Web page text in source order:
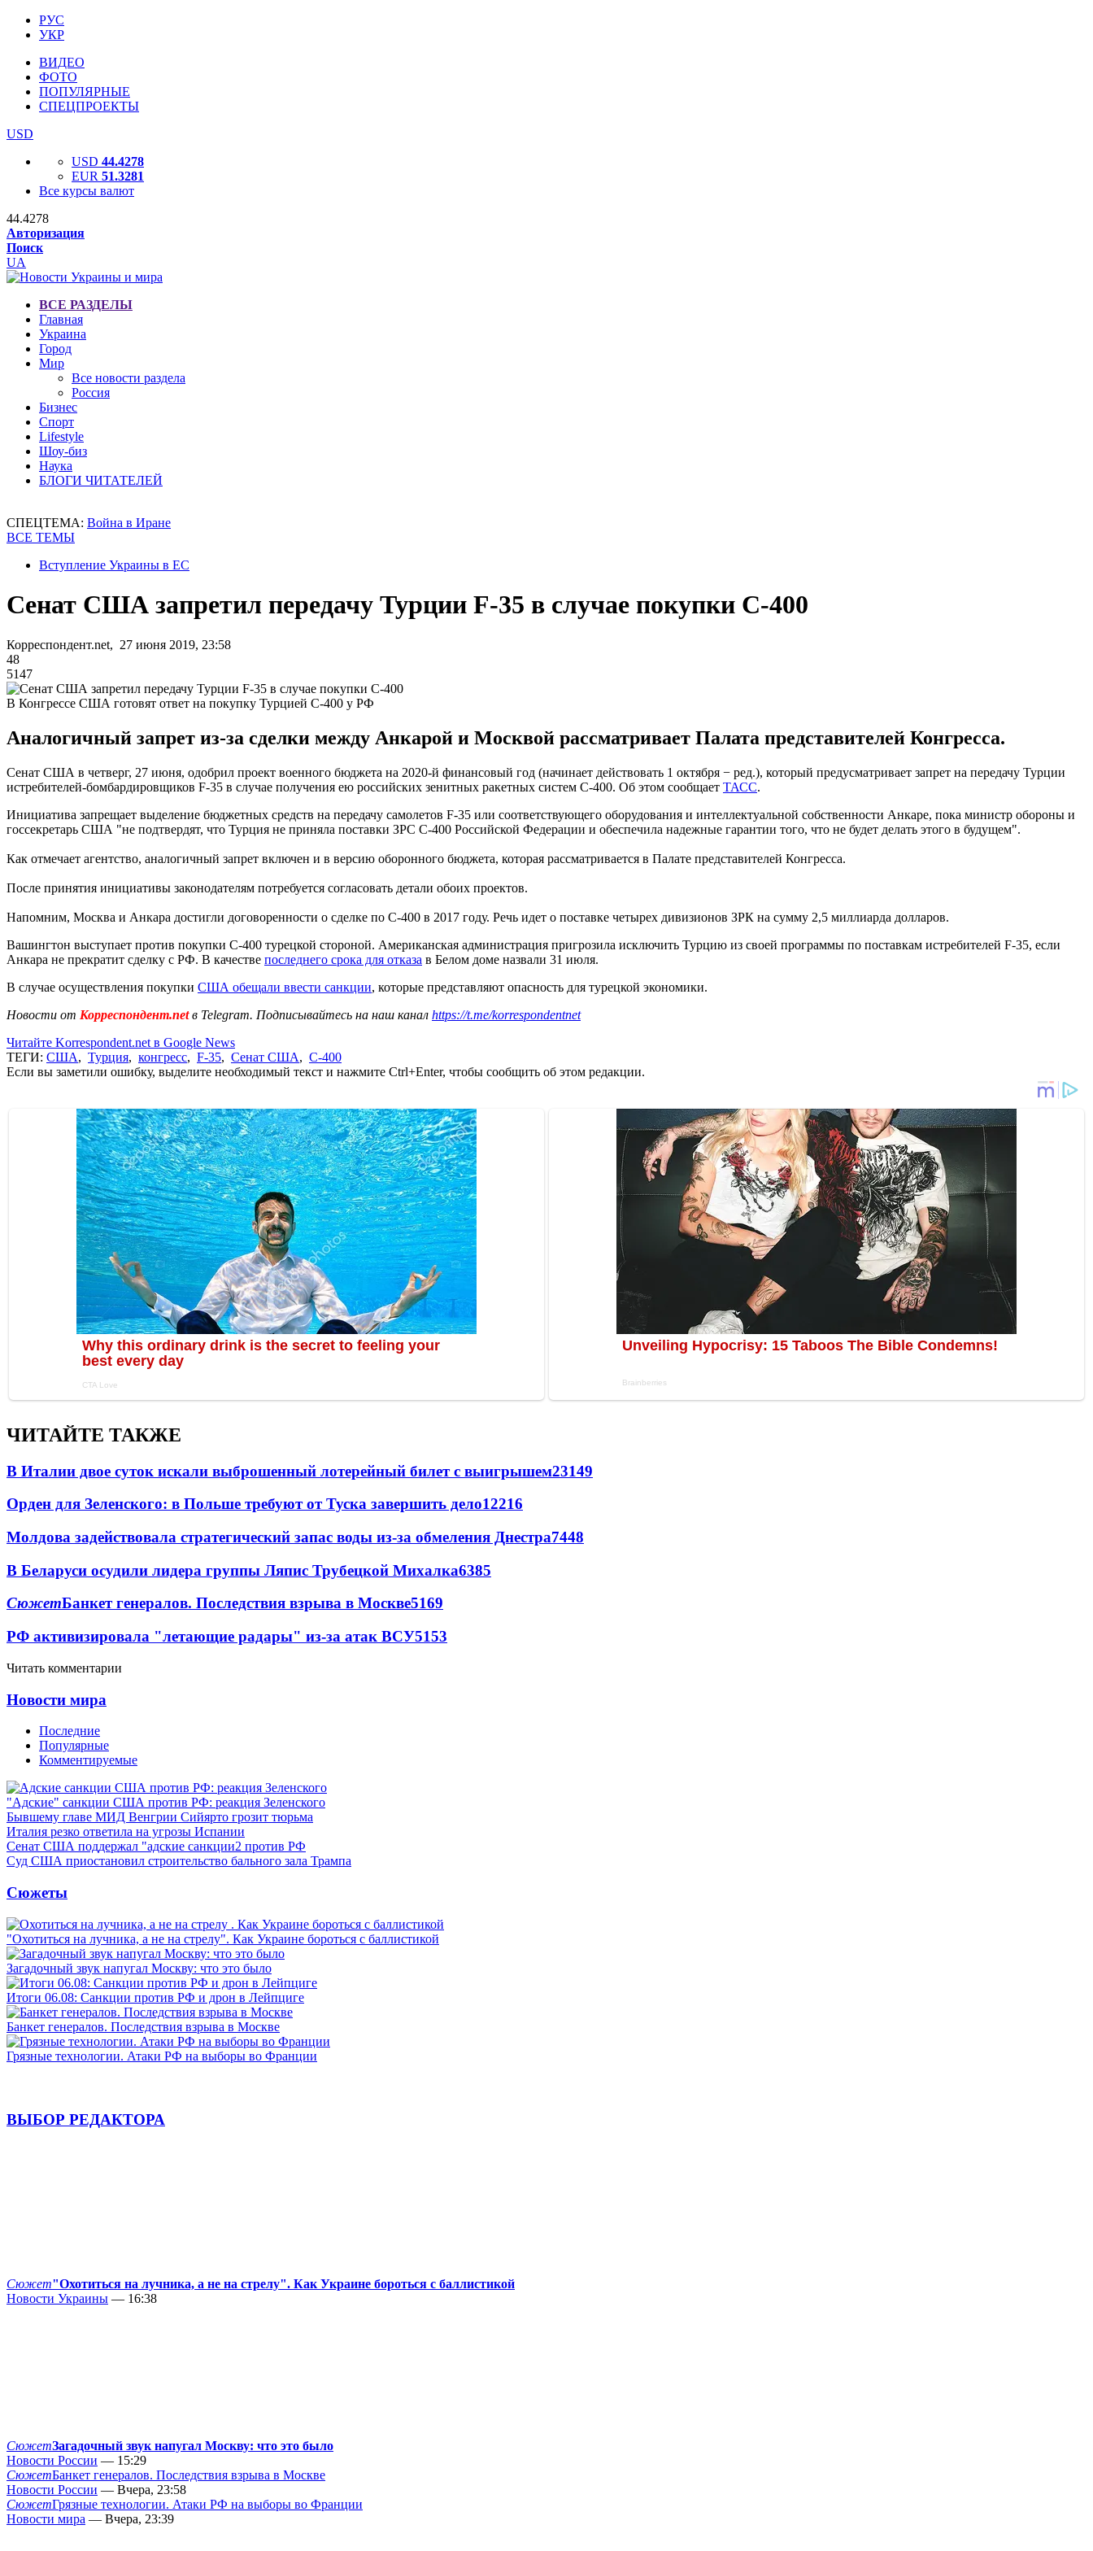
РУС
УКР
ВИДЕО
ФОТО
ПОПУЛЯРНЫЕ
СПЕЦПРОЕКТЫ
USD
USD 44.4278
EUR 51.3281
Все курсы валют
44.4278
Авторизация
Поиск
UA
ВСЕ РАЗДЕЛЫ
Главная
Украина
Город
Мир
Все новости раздела
Россия
Бизнес
Спорт
Lifestyle
Шоу-биз
Наука
БЛОГИ ЧИТАТЕЛЕЙ
СПЕЦТЕМА: Война в Иране
ВСЕ ТЕМЫ
Вступление Украины в ЕС
Сенат США запретил передачу Турции F-35 в случае покупки С-400
Корреспондент.net, 27 июня 2019, 23:58
48
5147
В Конгрессе США готовят ответ на покупку Турцией С-400 у РФ
Аналогичный запрет из-за сделки между Анкарой и Москвой рассматривает Палата представителей Конгресса.
Сенат США в четверг, 27 июня, одобрил проект военного бюджета на 2020-й финансовый год (начинает действовать 1 октября − ред.), который предусматривает запрет на передачу Турции
истребителей-бомбардировщиков F-35 в случае получения ею российских зенитных ракетных систем С-400. Об этом сообщает ТАСС.
Инициатива запрещает выделение бюджетных средств на передачу самолетов F-35 или соответствующего оборудования и интеллектуальной собственности Анкаре, пока министр обороны и
госсекретарь США "не подтвердят, что Турция не приняла поставки ЗРС С-400 Российской Федерации и обеспечила надежные гарантии того, что не будет делать этого в будущем".
Как отмечает агентство, аналогичный запрет включен и в версию оборонного бюджета, которая рассматривается в Палате представителей Конгресса.
После принятия инициативы законодателям потребуется согласовать детали обоих проектов.
Напомним, Москва и Анкара достигли договоренности о сделке по С-400 в 2017 году. Речь идет о поставке четырех дивизионов ЗРК на сумму 2,5 миллиарда долларов.
Вашингтон выступает против покупки С-400 турецкой стороной. Американская администрация пригрозила исключить Турцию из своей программы по поставкам истребителей F-35, если
Анкара не прекратит сделку с РФ. В качестве последнего срока для отказа в Белом доме назвали 31 июля.
В случае осуществления покупки США обещали ввести санкции, которые представляют опасность для турецкой экономики.
Новости от Корреспондент.netв Telegram. Подписывайтесь на наш канал https://t.me/korrespondentnet
Читайте Korrespondent.net в Google News
ТЕГИ: США, Турция, конгресс, F-35, Сенат США, С-400
Если вы заметили ошибку, выделите необходимый текст и нажмите Ctrl+Enter, чтобы сообщить об этом редакции.
ЧИТАЙТЕ ТАКЖЕ
В Италии двое суток искали выброшенный лотерейный билет с выигрышем23149
Орден для Зеленского: в Польше требуют от Туска завершить дело12216
Молдова задействовала стратегический запас воды из-за обмеления Днестра7448
В Беларуси осудили лидера группы Ляпис Трубецкой Михалка6385
СюжетБанкет генералов. Последствия взрыва в Москве5169
РФ активизировала "летающие радары" из-за атак ВСУ5153
Читать комментарии
Новости мира
Последние
Популярные
Комментируемые
"Адские" санкции США против РФ: реакция Зеленского
Бывшему главе МИД Венгрии Сийярто грозит тюрьма
Италия резко ответила на угрозы Испании
Сенат США поддержал "адские санкции2 против РФ
Суд США приостановил строительство бального зала Трампа
Сюжеты
"Охотиться на лучника, а не на стрелу". Как Украине бороться с баллистикой
Загадочный звук напугал Москву: что это было
Итоги 06.08: Санкции против РФ и дрон в Лейпциге
Банкет генералов. Последствия взрыва в Москве
Грязные технологии. Атаки РФ на выборы во Франции
ВЫБОР РЕДАКТОРА
Сюжет"Охотиться на лучника, а не на стрелу". Как Украине бороться с баллистикой
Новости Украины — 16:38
СюжетЗагадочный звук напугал Москву: что это было
Новости России — 15:29
СюжетБанкет генералов. Последствия взрыва в Москве
Новости России — Вчера, 23:58
СюжетГрязные технологии. Атаки РФ на выборы во Франции
Новости мира — Вчера, 23:39